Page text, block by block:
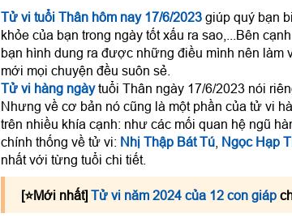
Tử vi tuổi Thân hôm nay 17/6/2023giúp quý bạn
khỏe của bạn trong ngày tốt xấu ra sao,...Bên
bạn hình dung ra được những điều mình nên
mới mọi chuyện đều suôn sẻ.
Tử vi hàng ngàytuổi Thân ngày 17/6/2023 nói
Nhưng về cơ bản nó cũng là một phần của tử vi
trên nhiều khía cạnh: như các mối quan hệ ngũ
chính thống về tử vi: Nhị Thập Bát Tú, Ngọc Hạp
nhất với từng tuổi chi tiết.
[⭐️Mới nhất] Tử vi năm 2024 của 12 con giáp